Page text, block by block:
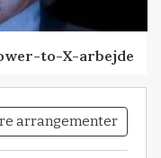
to-X-arbejde
arrangementer